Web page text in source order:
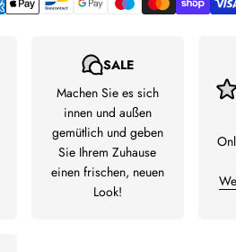
SALE
Machen Sie es sich
innen und außen
gemütlich und geben
Sie Ihrem Zuhause
einen frischen, neuen
Look!